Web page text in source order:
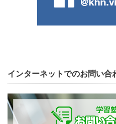
インターネットでのお問い合